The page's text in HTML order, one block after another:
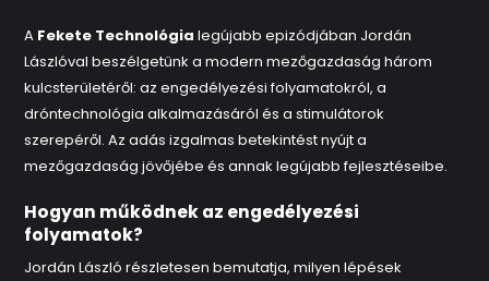
A Fekete Technológia legújabb epizódjában Jordán
Lászlóval beszélgetünk a modern mezőgazdaság három
kulcsterületéről: az engedélyezési folyamatokról, a
dróntechnológia alkalmazásáról és a stimulátorok
szerepéről. Az adás izgalmas betekintést nyújt a
mezőgazdaság jövőjébe és annak legújabb fejlesztéseibe.
Hogyan működnek az engedélyezési
folyamatok?
Jordán László részletesen bemutatja, milyen lépések